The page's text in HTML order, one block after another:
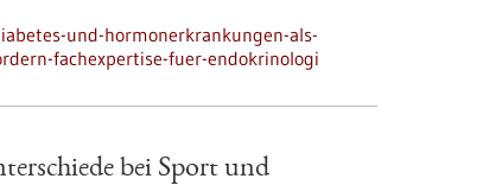
und-hormonerkrankungen-als-
fachexpertise-fuer-endokrinologi
bei Sport und